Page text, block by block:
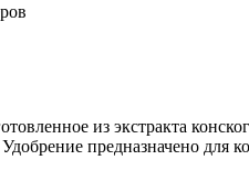
из экстракта
предназначено